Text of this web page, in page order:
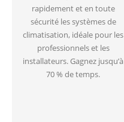
rapidement et en toute
sécurité les systèmes de
climatisation, idéale pour les
professionnels et les
installateurs. Gagnez jusqu’à
70 % de temps.